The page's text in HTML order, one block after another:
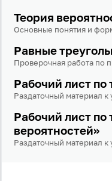
на
политике в
данных, а также
Теория
Основные понятия и
Равные
Проверочная работа по
Рабочий лист
Раздаточный материал к
Рабочий лист по
вероятностей»
Раздаточный материал к